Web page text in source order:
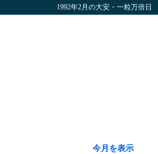
1992年2月の大安・一粒万倍日
今月を表示